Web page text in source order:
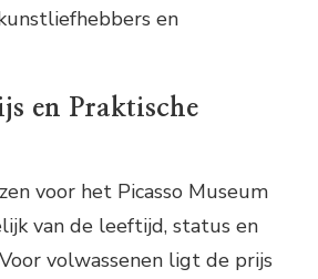
en
en Praktische
voor het Picasso Museum
van de leeftijd, status en
volwassenen ligt de prijs